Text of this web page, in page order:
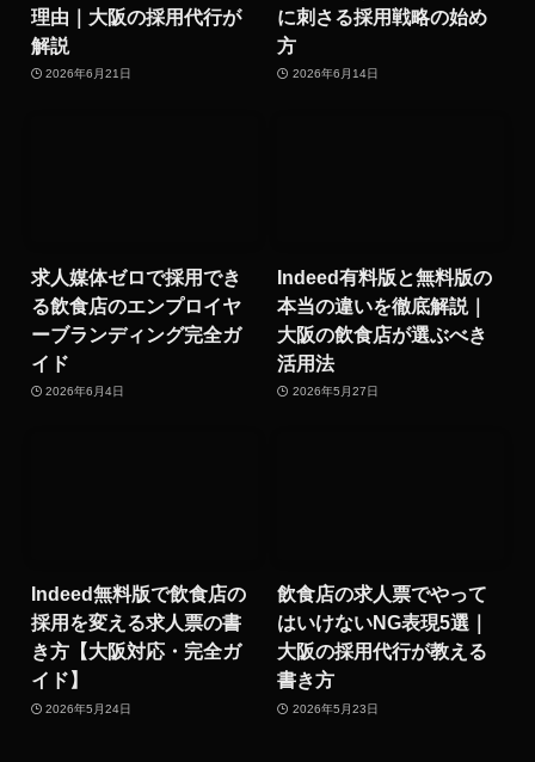
理由｜大阪の採用代行が
解説
2026年6月21日
に刺さる採用戦略の始め
方
2026年6月14日
求人媒体ゼロで採用でき
る飲食店のエンプロイヤ
ーブランディング完全ガ
イド
2026年6月4日
Indeed有料版と無料版の
本当の違いを徹底解説｜
大阪の飲食店が選ぶべき
活用法
2026年5月27日
Indeed無料版で飲食店の
採用を変える求人票の書
き方【大阪対応・完全ガ
イド】
2026年5月24日
飲食店の求人票でやって
はいけないNG表現5選｜
大阪の採用代行が教える
書き方
2026年5月23日